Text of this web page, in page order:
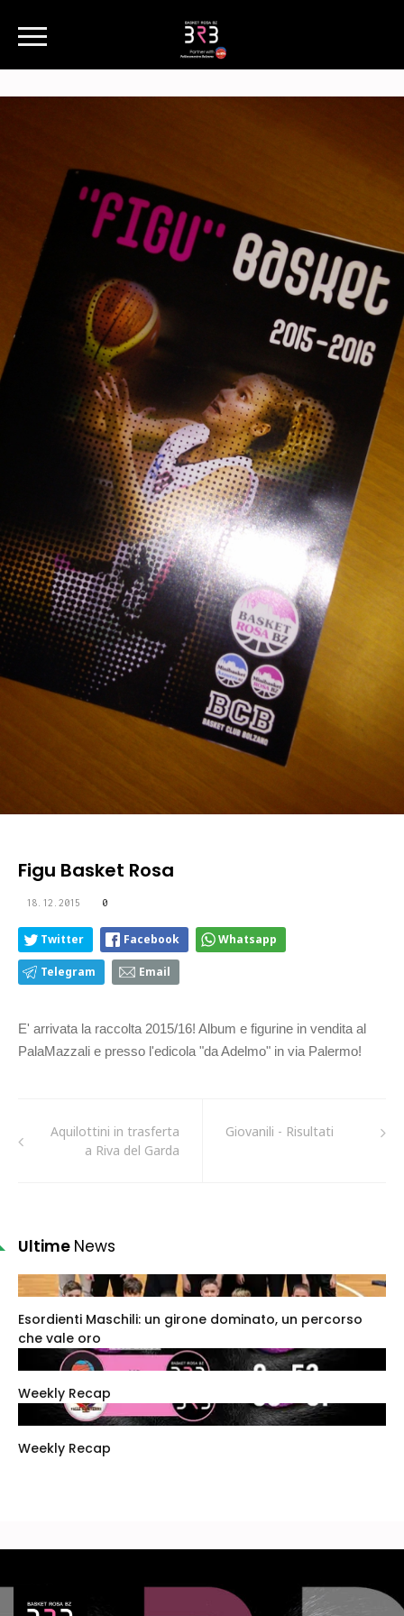
Figu Basket Rosa
18.12.2015 0
Twitter Facebook Whatsapp
Telegram Email
E' arrivata la raccolta 2015/16! Album e figurine in vendita al
PalaMazzali e presso l'edicola "da Adelmo" in via Palermo!
Aquilottini in trasferta
a Riva del Garda
Giovanili - Risultati
Ultime News
Esordienti Maschili: un girone dominato, un percorso
che vale oro
Weekly Recap
Weekly Recap